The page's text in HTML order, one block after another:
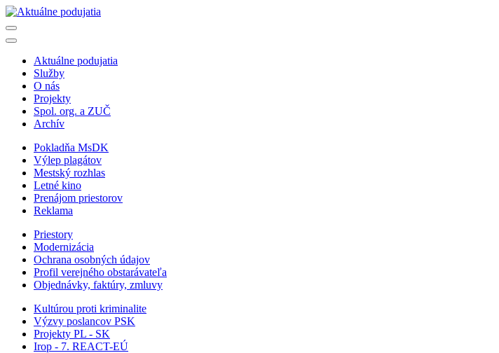
Aktuálne podujatia
Služby
O nás
Projekty
Spol. org. a ZUČ
Archív
Pokladňa MsDK
Výlep plagátov
Mestský rozhlas
Letné kino
Prenájom priestorov
Reklama
Priestory
Modernizácia
Ochrana osobných údajov
Profil verejného obstarávateľa
Objednávky, faktúry, zmluvy
Kultúrou proti kriminalite
Výzvy poslancov PSK
Projekty PL - SK
Irop - 7. REACT-EÚ